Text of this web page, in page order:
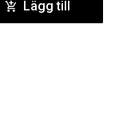
Lägg till